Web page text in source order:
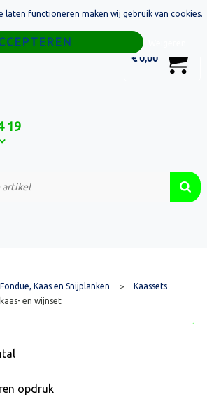
€ 0,00
19
Fondue, Kaas en Snijplanken > Kaassets
en wijnset
opdruk
laten functioneren maken wij gebruik van cookies.